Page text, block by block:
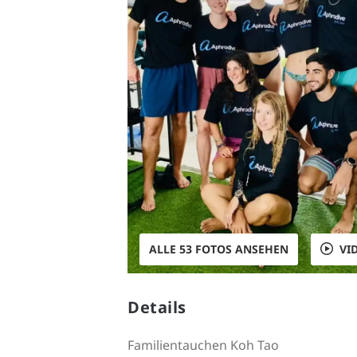
ALLE 53 FOTOS ANSEHEN
Details
Familientauchen Koh Tao